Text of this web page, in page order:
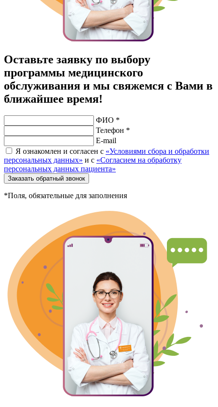
Оставьте заявку по выбору
программы медицинского
обслуживания и мы свяжемся с Вами в
ближайшее время!
ФИО *
Телефон *
E-mail
Я ознакомлен и согласен с «Условиями сбора и обработки
персональных данных» и с «Согласием на обработку
персональных данных пациента»
Заказать обратный звонок
*Поля, обязательные для заполнения